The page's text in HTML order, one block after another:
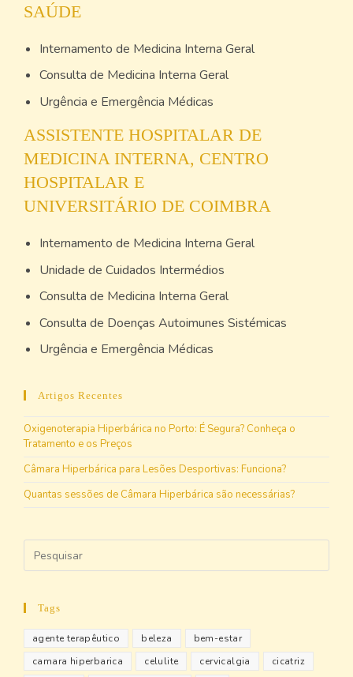
SAÚDE
Internamento de Medicina Interna Geral
Consulta de Medicina Interna Geral
Urgência e Emergência Médicas
ASSISTENTE HOSPITALAR DE
MEDICINA INTERNA, CENTRO
HOSPITALAR E
UNIVERSITÁRIO DE COIMBRA
Internamento de Medicina Interna Geral
Unidade de Cuidados Intermédios
Consulta de Medicina Interna Geral
Consulta de Doenças Autoimunes Sistémicas
Urgência e Emergência Médicas
Artigos Recentes
Oxigenoterapia Hiperbárica no Porto: É Segura? Conheça o
Tratamento e os Preços
Câmara Hiperbárica para Lesões Desportivas: Funciona?
Quantas sessões de Câmara Hiperbárica são necessárias?
Tags
agente terapêutico beleza
bem-estar
camara hiperbarica
celulite cervicalgia
cicatriz